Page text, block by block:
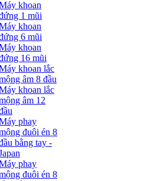
khoan
1 mũi
khoan
6 mũi
khoan
16 mũi
khoan lắc
âm 8 đầu
khoan lắc
âm 12
phay
đuôi én 8
bằng tay -
phay
đuôi én 8